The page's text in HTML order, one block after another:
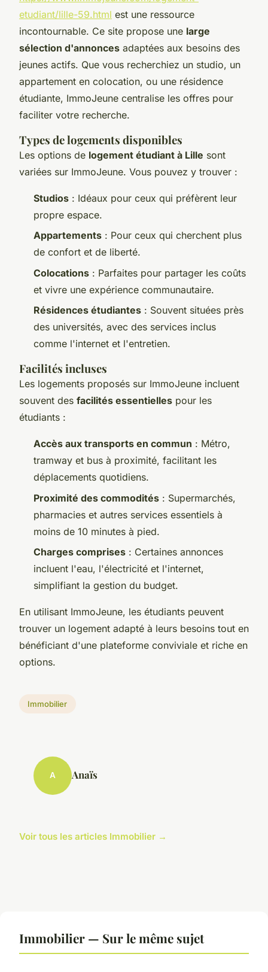
etudiant/lille-59.html est une ressource
incontournable. Ce site propose une large
sélection d'annonces adaptées aux besoins des
jeunes actifs. Que vous recherchiez un studio, un
appartement en colocation, ou une résidence
étudiante, ImmoJeune centralise les offres pour
faciliter votre recherche.
Types de logements disponibles
Les options de logement étudiant à Lille sont
variées sur ImmoJeune. Vous pouvez y trouver :
Studios : Idéaux pour ceux qui préfèrent leur
propre espace.
Appartements : Pour ceux qui cherchent plus
de confort et de liberté.
Colocations : Parfaites pour partager les coûts
et vivre une expérience communautaire.
Résidences étudiantes : Souvent situées près
des universités, avec des services inclus
comme l'internet et l'entretien.
Facilités incluses
Les logements proposés sur ImmoJeune incluent
souvent des facilités essentielles pour les
étudiants :
Accès aux transports en commun : Métro,
tramway et bus à proximité, facilitant les
déplacements quotidiens.
Proximité des commodités : Supermarchés,
pharmacies et autres services essentiels à
moins de 10 minutes à pied.
Charges comprises : Certaines annonces
incluent l'eau, l'électricité et l'internet,
simplifiant la gestion du budget.
En utilisant ImmoJeune, les étudiants peuvent
trouver un logement adapté à leurs besoins tout en
bénéficiant d'une plateforme conviviale et riche en
options.
Immobilier
A Anaïs
Voir tous les articles Immobilier →
Immobilier — Sur le même sujet